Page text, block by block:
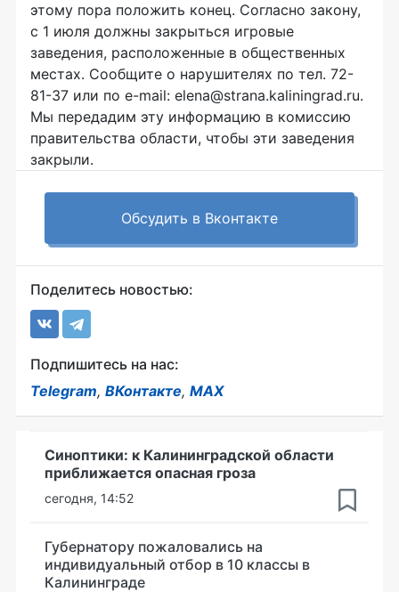
этому пора положить конец. Согласно закону,
с 1 июля должны закрыться игровые
заведения, расположенные в общественных
местах. Сообщите о нарушителях по тел. 72-
81-37 или по e-mail: elena@strana.kaliningrad.ru.
Мы передадим эту информацию в комиссию
правительства области, чтобы эти заведения
закрыли.
Обсудить в Вконтакте
Поделитесь новостью:
Подпишитесь на нас:
Telegram, ВКонтакте, MAX
Синоптики: к Калининградской области
приближается опасная гроза
сегодня, 14:52
Губернатору пожаловались на
индивидуальный отбор в 10 классы в
Калининграде